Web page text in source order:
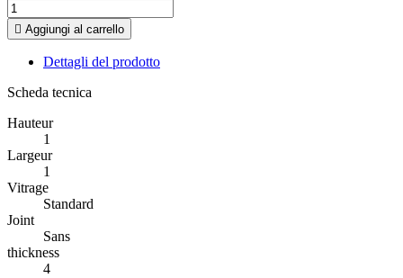
 Aggiungi al carrello
Dettagli del prodotto
Scheda tecnica
Hauteur
1
Largeur
1
Vitrage
Standard
Joint
Sans
thickness
4